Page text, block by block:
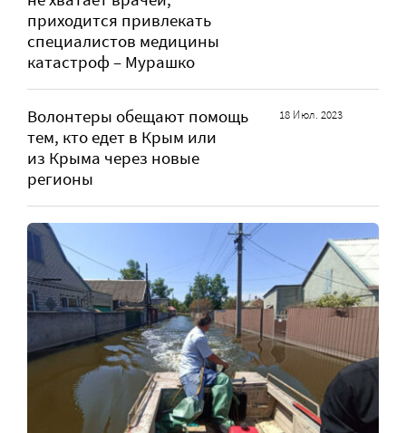
приходится привлекать
специалистов медицины
катастроф – Мурашко
Волонтеры обещают помощь
тем, кто едет в Крым или
из Крыма через новые
регионы
18 Июл. 2023